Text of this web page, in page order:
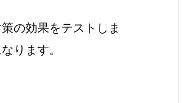
の効果をテストしま
ります。